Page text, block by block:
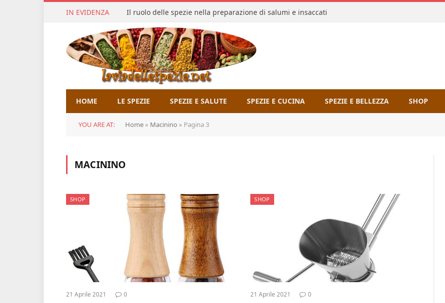
IN EVIDENZA Il ruolo delle spezie nella preparazione di salumi e insaccati
HOME LE SPEZIE SPEZIE E SALUTE SPEZIE E CUCINA SPEZIE E BELLEZZA SHOP
YOU ARE AT: Home » Macinino » Pagina 3
MACININO
SHOP
21 Aprile 2021 0
SHOP
21 Aprile 2021 0